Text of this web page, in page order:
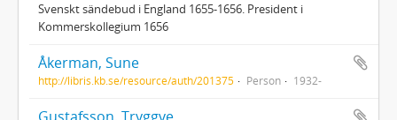
Svenskt sändebud i England 1655-1656. President i
Kommerskollegium 1656
Åkerman, Sune
http://libris.kb.se/resource/auth/201375 Person 1932-